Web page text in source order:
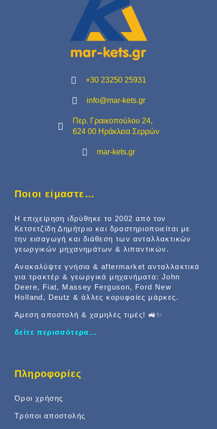
+30 23250 25931
info@mar-kets.gr
Περ. Γραικοπούλου 24,
624 00 Ηράκλεια Σερρών
mar-kets.gr
Ποιοι είμαστε…
Η επιχείρηση ιδρύθηκε το 2002 από τον
Κετσετζίδη Δημήτριο και δραστηριοποιείται με
την εισαγωγή και διάθεση των ανταλλακτικών
γεωργικών μηχανημάτων & λιπαντικών.
Ανακαλύψτε γνήσια & aftermarket ανταλλακτικά
για τρακτέρ & γεωργικά μηχανήματα: John
Deere, Fiat, Massey Ferguson, Ford New
Holland, Deutz & άλλες κορυφαίες μάρκες.
Άμεση αποστολή & χαμηλές τιμές! 🚜✨
δείτε περισσότερα…
Πληροφορίες
Όροι χρήσης
Τρόποι αποστολής